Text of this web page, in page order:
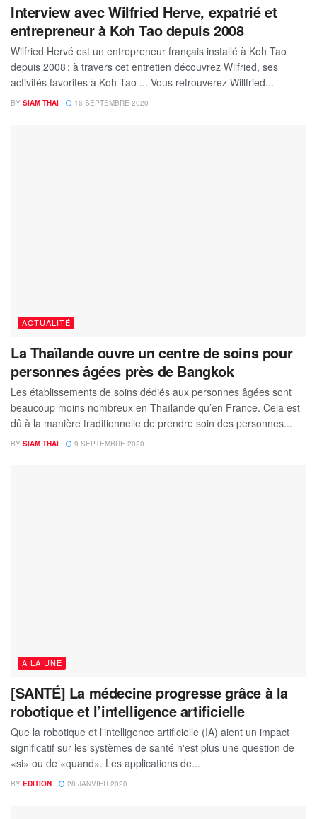
Interview avec Wilfried Herve, expatrié et
entrepreneur à Koh Tao depuis 2008
Wilfried Hervé est un entrepreneur français installé à Koh Tao
depuis 2008 ; à travers cet entretien découvrez Wilfried, ses
activités favorites à Koh Tao ... Vous retrouverez Willfried...
BY SIAM THAI 16 SEPTEMBRE 2020
ACTUALITÉ
La Thaïlande ouvre un centre de soins pour
personnes âgées près de Bangkok
Les établissements de soins dédiés aux personnes âgées sont
beaucoup moins nombreux en Thaïlande qu’en France. Cela est
dû à la manière traditionnelle de prendre soin des personnes...
BY SIAM THAI 9 SEPTEMBRE 2020
A LA UNE
[SANTÉ] La médecine progresse grâce à la
robotique et l’intelligence artificielle
Que la robotique et l'intelligence artificielle (IA) aient un impact
significatif sur les systèmes de santé n'est plus une question de
«si» ou de «quand». Les applications de...
BY EDITION 28 JANVIER 2020